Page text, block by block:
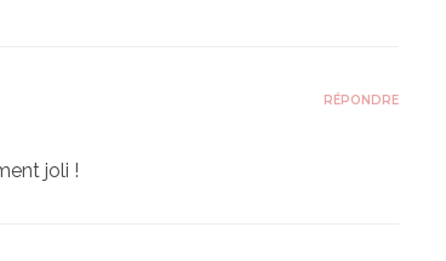
joli !
RÉPONDRE